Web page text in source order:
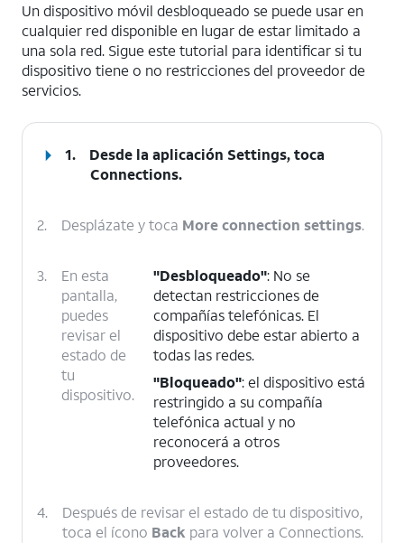
Un dispositivo móvil desbloqueado se puede usar en
cualquier red disponible en lugar de estar limitado a
una sola red. Sigue este tutorial para identificar si tu
dispositivo tiene o no restricciones del proveedor de
servicios.
1.
Desde la aplicación Settings, toca
Connections.
2. Desplázate y toca More connection settings.
3.
En esta
pantalla,
puedes
revisar el
estado de
tu
dispositivo.
"Desbloqueado": No se
detectan restricciones de
compañías telefónicas. El
dispositivo debe estar abierto a
todas las redes.
"Bloqueado": el dispositivo está
restringido a su compañía
telefónica actual y no
reconocerá a otros
proveedores.
4.
Después de revisar el estado de tu dispositivo,
toca el ícono Back para volver a Connections.